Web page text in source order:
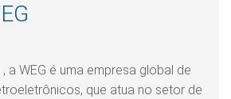
a WEG é uma empresa global de
que atua no setor de